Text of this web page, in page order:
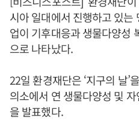
시아 일대에서 진행하고 있는
업이 기후대응과 생물다양성
으로 나타났다.
22일 환경재단은 ‘지구의 날’
의소에서 연 생물다양성 및
을 발표했다.